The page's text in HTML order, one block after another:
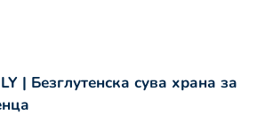
| Безглутенска сува храна за